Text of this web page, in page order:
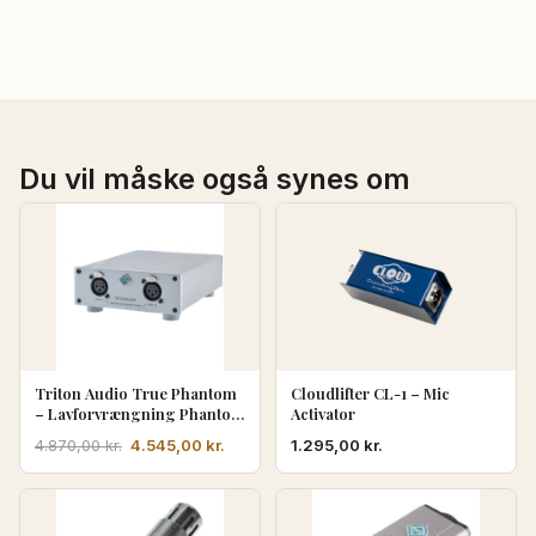
Du vil måske også synes om
Triton Audio True Phantom
– Lavforvrængning Phantom
4.870,00kr. Den
oprindelige
pris
var:
4.545,00 kr.
aktuelle
pris
Cloudlifter CL-1 – Mic
Activator
1.295,00 kr.